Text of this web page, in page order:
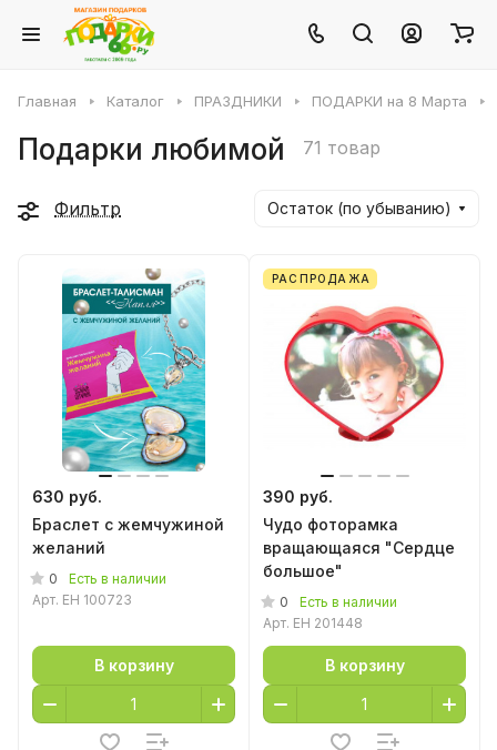
Главная Каталог ПРАЗДНИКИ ПОДАРКИ на 8 Марта
Подарки любимой 71 товар
Фильтр Остаток (по убыванию)
630 руб.
Браслет с жемчужиной
желаний
0
Есть в наличии
Арт. EH 100723
В корзину
РАСПРОДАЖА
390 руб.
Чудо фоторамка
вращающаяся "Сердце
большое"
0
Есть в наличии
Арт. EH 201448
В корзину